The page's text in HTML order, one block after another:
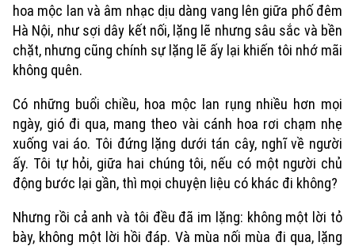
hoa mộc lan và âm nhạc dịu dàng vang lên giữa phố đêm
Hà Nội, như sợi dây kết nối, lặng lẽ nhưng sâu sắc và bền
chặt, nhưng cũng chính sự lặng lẽ ấy lại khiến tôi nhớ mãi
không quên.
Có những buổi chiều, hoa mộc lan rụng nhiều hơn mọi
ngày, gió đi qua, mang theo vài cánh hoa rơi chạm nhẹ
xuống vai áo. Tôi đứng lặng dưới tán cây, nghĩ về người
ấy. Tôi tự hỏi, giữa hai chúng tôi, nếu có một người chủ
động bước lại gần, thì mọi chuyện liệu có khác đi không?
Nhưng rồi cả anh và tôi đều đã im lặng: không một lời tỏ
bày, không một lời hồi đáp. Và mùa nối mùa đi qua, lặng